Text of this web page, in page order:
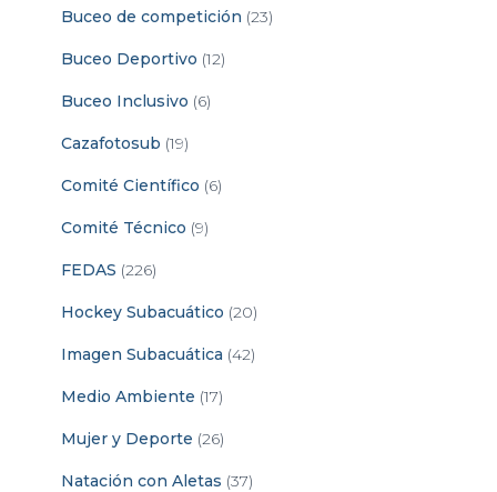
Buceo de competición (23)
Buceo Deportivo (12)
Buceo Inclusivo (6)
Cazafotosub (19)
Comité Científico (6)
Comité Técnico (9)
FEDAS (226)
Hockey Subacuático (20)
Imagen Subacuática (42)
Medio Ambiente (17)
Mujer y Deporte (26)
Natación con Aletas (37)